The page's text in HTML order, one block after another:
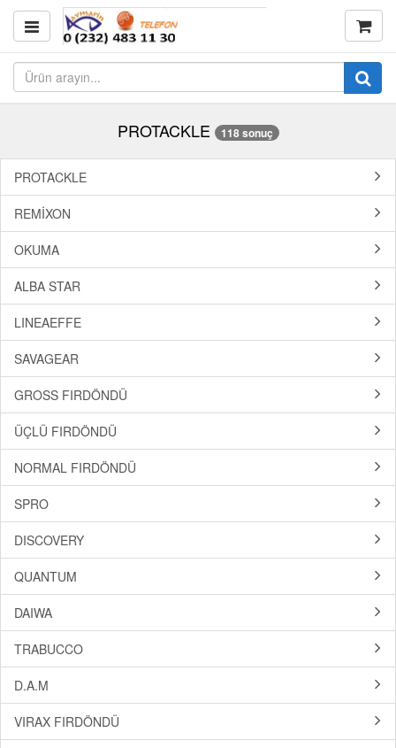
PROTACKLE 118 sonuç
PROTACKLE
REMİXON
OKUMA
ALBA STAR
LINEAEFFE
SAVAGEAR
GROSS FIRDÖNDÜ
ÜÇLÜ FIRDÖNDÜ
NORMAL FIRDÖNDÜ
SPRO
DISCOVERY
QUANTUM
DAIWA
TRABUCCO
D.A.M
VIRAX FIRDÖNDÜ